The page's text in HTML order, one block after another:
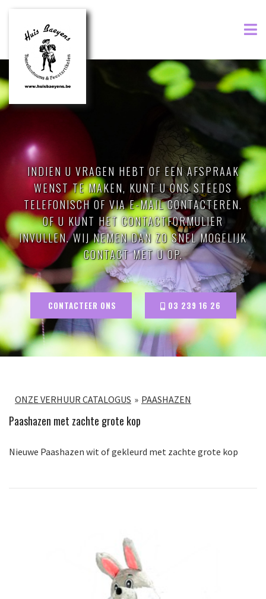
INDIEN U VRAGEN HEBT OF EEN AFSPRAAK
WENST TE MAKEN, KUNT U ONS STEEDS
TELEFONISCH OF VIA E-MAIL CONTACTEREN.
OF U KUNT HET CONTACTFORMULIER
INVULLEN. WIJ NEMEN DAN ZO SNEL MOGELIJK
CONTACT MET U OP.
CONTACTEER ONS 03 239 16 26
ONZE VERHUUR CATALOGUS PAASHAZEN
Paashazen met zachte grote kop
Nieuwe Paashazen wit of gekleurd met zachte grote kop